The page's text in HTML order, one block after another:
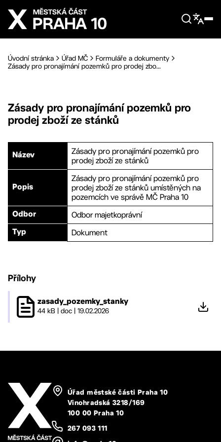
Přejít na hlavní obsah
Úvodní stránka Úřad MČ
Formuláře a dokumenty
Zásady pro pronajímání pozemků pro prodej zbo...
Zásady pro pronajímání pozemků pro
prodej zboží ze stánků
Název
Zásady pro pronajímání pozemků pro
prodej zboží ze stánků
Popis
Zásady pro pronajímání pozemků pro
prodej zboží ze stánků umístěných na
pozemcích ve správě MČ Praha 10
Odbor Odbor majetkoprávní
Typ Dokument
Přílohy
zasady_pozemky_stanky
44 kB doc 19.02.2026
Úřad městské části Praha 10
Vinohradská 3218/169
100 00 Praha 10
267 093 111